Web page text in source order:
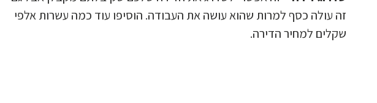
זה עולה כסף למרות שהוא עושה את העבודה. הוסיפו עוד כמה עשרות אלפי
שקלים למחיר הדירה.